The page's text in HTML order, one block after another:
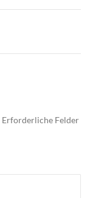
Erforderliche Felder